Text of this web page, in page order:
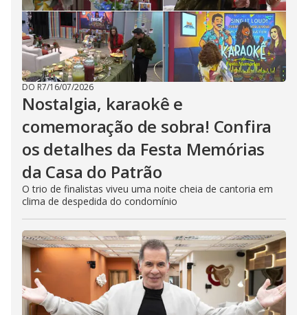
DO R7/16/07/2026
Nostalgia, karaokê e
comemoração de sobra! Confira
os detalhes da Festa Memórias
da Casa do Patrão
O trio de finalistas viveu uma noite cheia de cantoria em
clima de despedida do condomínio